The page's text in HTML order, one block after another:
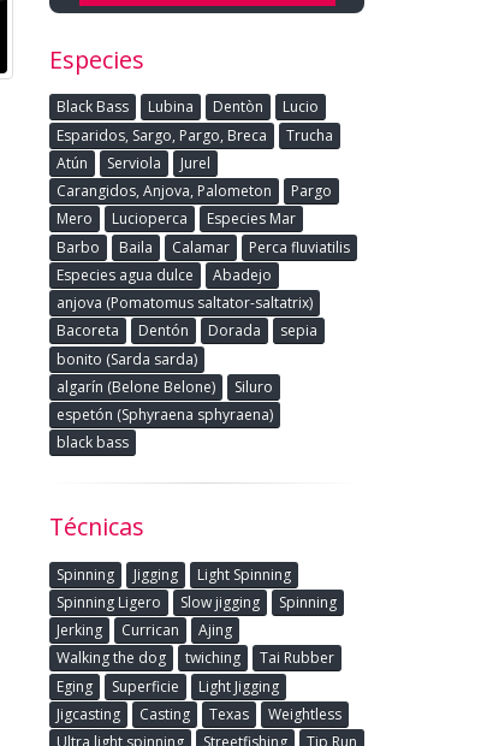
Especies
Black Bass Lubina Dentòn
Lucio
Esparidos, Sargo, Pargo, Breca
Trucha
Atún
Serviola
Jurel
Carangidos, Anjova, Palometon
Pargo
Mero
Lucioperca
Especies Mar
Barbo
Baila Calamar
Perca fluviatilis
Especies agua dulce
Abadejo
anjova (Pomatomus saltator-saltatrix)
Bacoreta
Dentón Dorada
sepia
bonito (Sarda sarda)
algarín (Belone Belone)
Siluro
espetón (Sphyraena sphyraena)
black bass
Técnicas
Spinning Jigging
Light Spinning
Spinning Ligero
Slow jigging
Spinning
Jerking
Currican
Ajing
Walking the dog
twiching
Tai Rubber
Eging
Superficie
Light Jigging
Jigcasting
Casting Texas
Weightless
Ultra light spinning
Streetfishing
Tip Run